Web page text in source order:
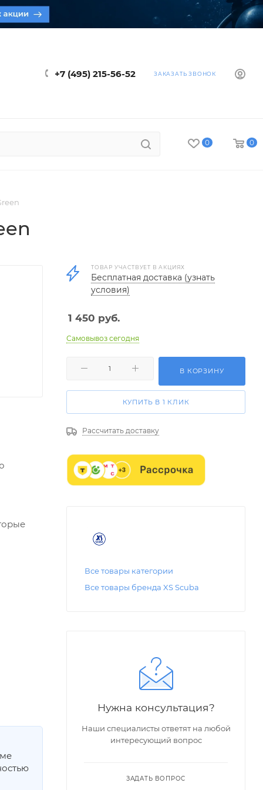
+7 (495) 215-56-52 ЗАКАЗАТЬ ЗВОНОК
0 0
ТОВАР УЧАСТВУЕТ В АКЦИЯХ
Бесплатная доставка (узнать
условия)
1 450 руб.
Самовывоз сегодня
В КОРЗИНУ
КУПИТЬ В 1 КЛИК
Рассчитать доставку
Все товары категории
Все товары бренда XS Scuba
Нужна консультация?
Наши специалисты ответят на любой
интересующий вопрос
ЗАДАТЬ ВОПРОС